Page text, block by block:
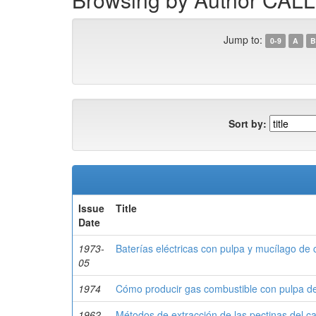
Jump to: 0-9 A B
Sort by:
Issue
Date
Title
1973-
05
Baterías eléctricas con pulpa y mucílago de
1974 Cómo producir gas combustible con pulpa